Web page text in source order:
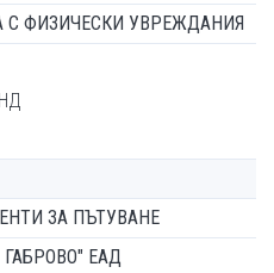
ФИЗИЧЕСКИ УВРЕЖДАНИЯ
ЗА ПЪТУВАНЕ
ЕАД